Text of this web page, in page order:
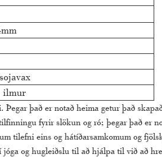
ilmur
það er notað heima getur það
fyrir slökun og ró; þegar það er
tilefni eins og hátíðarsamkomum og
og hugleiðslu til að hjálpa til við að